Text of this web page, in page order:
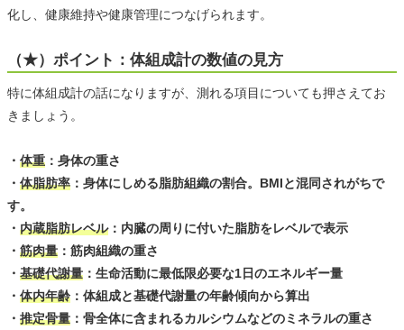
化し、健康維持や健康管理につなげられます。
（★）ポイント：体組成計の数値の見方
特に体組成計の話になりますが、測れる項目についても押さえてお
きましょう。
・ 体重 ：身体の重さ
・ 体脂肪率 ：身体にしめる脂肪組織の割合。BMIと混同されがちで
す。
・ 内蔵脂肪レベル：内臓の周りに付いた脂肪をレベルで表示
・ 筋肉量 ：筋肉組織の重さ
・ 基礎代謝量 ：生命活動に最低限必要な1日のエネルギー量
・ 体内年齢 ：体組成と基礎代謝量の年齢傾向から算出
・ 推定骨量 ：骨全体に含まれるカルシウムなどのミネラルの重さ